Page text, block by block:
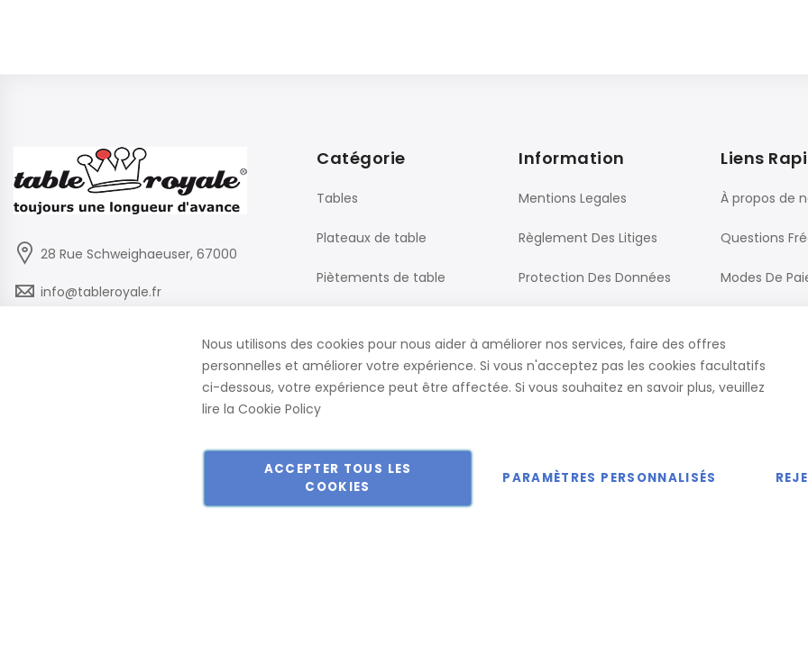
28 Rue Schweighaeuser, 67000
info@tableroyale.fr
Lundi - Vendredi: 07:30-17:00
Catégorie
Tables
Plateaux de table
Piètements de table
Mobilier de Bureau
Information
Mentions Legales
Règlement Des Litiges
Protection Des Données
CGV
Liens
À propos de
Questions
Modes De
Contact
Copyright © 2018-2024 présent Keller Objektmöbel GmbH Tous droits réservés.
Nous utilisons des cookies pour nous aider à améliorer nos services, faire des offres
personnelles et améliorer votre expérience. Si vous n'acceptez pas les cookies facultatifs
ci-dessous, votre expérience peut être affectée. Si vous souhaitez en savoir plus, veuillez
lire laCookie Policy
ACCEPTER TOUS LES
COOKIES
PARAMÈTRES PERSONNALISÉS